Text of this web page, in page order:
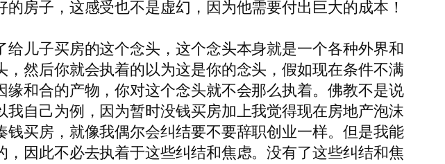
房子，这感受也不是虚幻，因为他需要付出巨大的成本！
儿子买房的这个念头，这个念头本身就是一个各种外界和
然后你就会执着的以为这是你的念头，假如现在条件不满
和合的产物，你对这个念头就不会那么执着。佛教不是说
自己为例，因为暂时没钱买房加上我觉得现在房地产泡沫
买房，就像我偶尔会纠结要不要辞职创业一样。但是我能
因此不必去执着于这些纠结和焦虑。没有了这些纠结和焦